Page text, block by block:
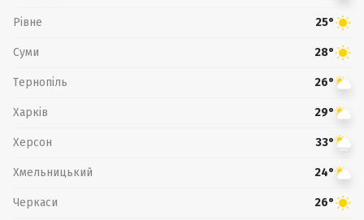
Рівне 25°
Суми 28°
Тернопіль 26°
Харків 29°
Херсон 33°
Хмельницький 24°
Черкаси 26°